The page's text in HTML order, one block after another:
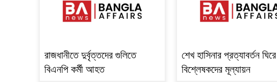
রাজধানীতে দুর্বৃত্তদের গুলিতে
বিএনপি কর্মী আহত
শেখ হাসিনার প্রত্যাবর্তন ঘিরে
বিশ্লেষকদের মূল্যায়ন